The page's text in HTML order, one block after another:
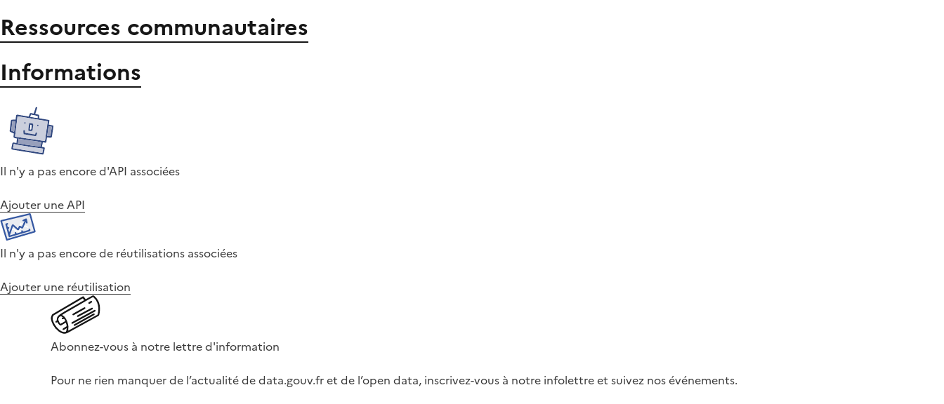
Ressources communautaires
Informations
Il n'y a pas encore d'API associées
Ajouter une API
Il n'y a pas encore de réutilisations associées
Ajouter une réutilisation
Abonnez-vous à notre lettre d'information
Pour ne rien manquer de l’actualité de data.gouv.fr et de l’open data, inscrivez-vous à notre infolettre et suivez nos événements.